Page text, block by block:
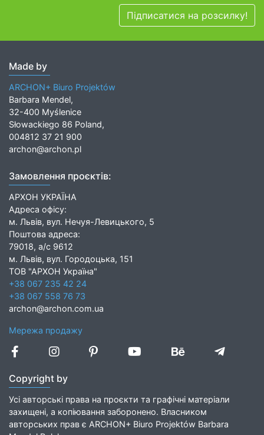
Підписатися на розсилку!
Made by
ARCHON+ Biuro Projektów
Barbara Mendel,
32-400 Myślenice
Słowackiego 86 Poland,
004812 37 21 900
archon@archon.pl
Замовлення проєктів:
АРХОН УКРАЇНА
Адреса офісу:
м. Львів, вул. Нечуя-Левицького, 5
Поштова адреса:
79018, а/с 9612
м. Львів, вул. Городоцька, 151
ТОВ "АРХОН Україна"
+38 067 235 42 24
+38 067 558 76 73
archon@archon.com.ua
Мережа продажу
Copyright by
Усі авторські права на проєкти та графічні матеріали
захищені, а копіювання заборонено. Власником
авторських прав є ARCHON+ Biuro Projektów Barbara